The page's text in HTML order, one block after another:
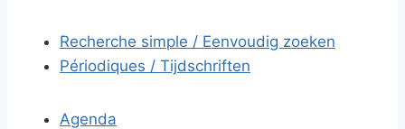
Recherche simple / Eenvoudig zoeken
Périodiques / Tijdschriften
Agenda